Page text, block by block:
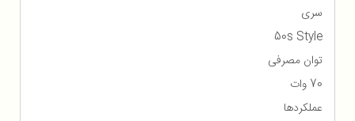
سری
50s Style
توان مصرفی
70 وات
عملکردها